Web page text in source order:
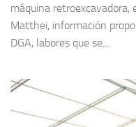
máquina
Matthei, información
DGA, labores que se...